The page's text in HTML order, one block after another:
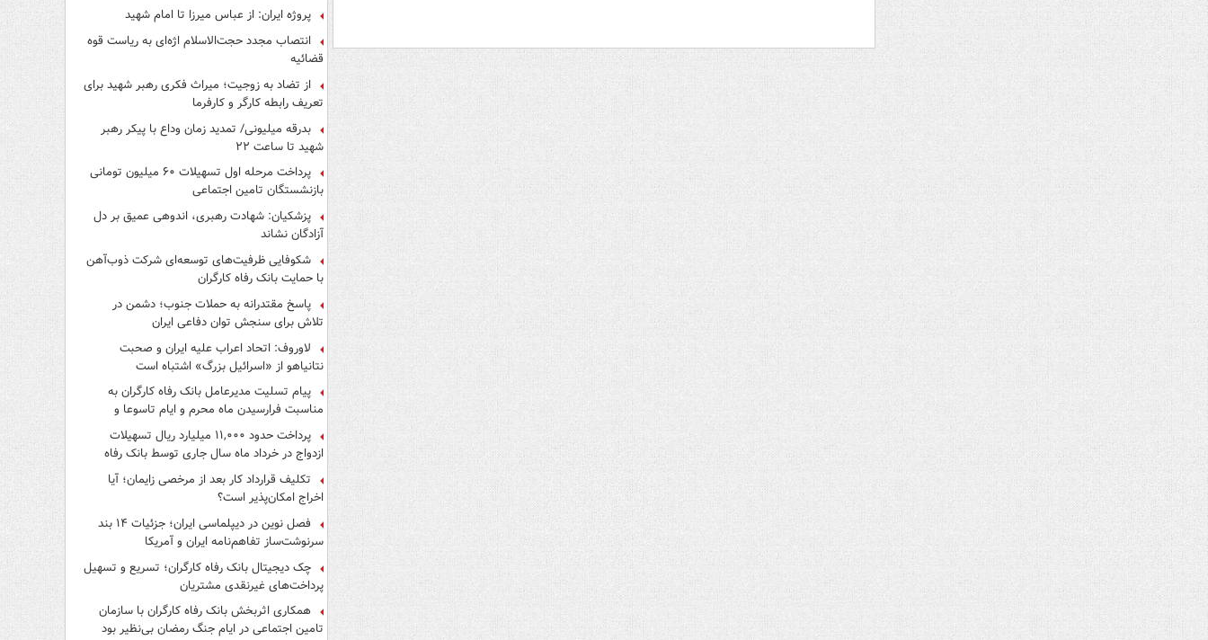
پروژه ایران: از عباس میرزا تا امام شهید
انتصاب مجدد حجت‌الاسلام اژه‌ای به ریاست قوه‌
قضائیه
از تضاد به زوجیت؛ میراث فکری رهبر شهید برای
تعریف رابطه کارگر و کارفرما
بدرقه میلیونی/ تمدید زمان وداع با پیکر رهبر
شهید تا ساعت ۲۲
پرداخت مرحله اول تسهیلات ۶۰ میلیون تومانی
بازنشستگان تامین اجتماعی
پزشکیان: شهادت رهبری، اندوهی عمیق بر دل
آزادگان نشاند
شکوفایی ظرفیت‌های توسعه‌ای شرکت ذوب‌آهن
با حمایت‌ بانک رفاه کارگران
پاسخ مقتدرانه به حملات جنوب؛ دشمن در
تلاش برای سنجش توان دفاعی ایران
لاوروف: اتحاد اعراب علیه ایران و صحبت
نتانیاهو از «اسرائیل بزرگ» اشتباه است
پیام تسلیت مدیرعامل بانک رفاه کارگران به
مناسبت فرارسیدن ماه محرم و ایام تاسوعا و
عاشورای حسینی
پرداخت حدود ۱۱,۰۰۰ میلیارد ریال تسهیلات
ازدواج در خرداد ماه سال جاری توسط بانک رفاه
کارگران
تکلیف قرارداد کار بعد از مرخصی زایمان؛ آیا
اخراج امکان‌پذیر است؟
فصل نوین در دیپلماسی ایران؛ جزئیات ۱۴ بند
سرنوشت‌ساز تفاهم‌نامه ایران و آمریکا
چک دیجیتال بانک رفاه کارگران؛ تسریع و تسهیل
پرداخت‌های غیرنقدی مشتریان
همکاری اثربخش بانک رفاه کارگران با سازمان
تامین اجتماعی در ایام جنگ رمضان بی‌نظیر بود